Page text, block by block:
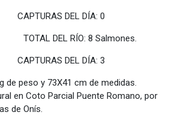
DEL DÍA: 0
RÍO: 8 Salmones.
CAPTURAS DEL DÍA: 3
de peso y 73X41 cm de medidas.
en Coto Parcial Puente Romano, por
de Onís.